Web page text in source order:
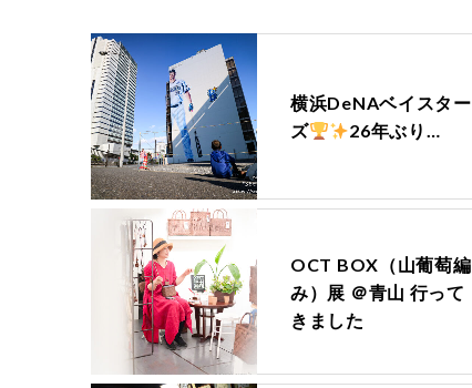
横浜DeNAベイスター
ズ
26年ぶり…
OCT BOX（山葡萄編
み）展 ＠青山 行って
きました